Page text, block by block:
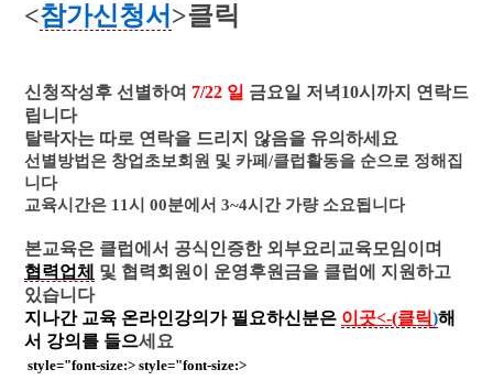
<참가신청서 >클릭
신청작성후 선별하여 7/22 일 금요일 저녁10시까지 연락드
립니다
탈락자는 따로 연락을 드리지 않음을 유의하세요
선별방법은 창업초보회원 및 카페/클럽활동을 순으로 정해집
니다
교육시간은 11시 00분에서 3~4시간 가량 소요됩니다
본교육은 클럽에서 공식인증한 외부요리교육모임이며
협력업체
및 협력회원이
운영후원금을 클럽에 지원하고
있습니다
지나간 교육 온라인강의가 필요하신분은 이곳<-(클릭)해
서 강의를 들으세요
style="font-size:> style="font-size:>